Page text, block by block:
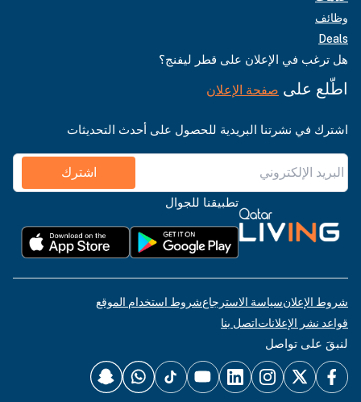
وظائف
Deals
هل ترغب في الإعلان على قطر ليفنج؟
اطّلع على صفحة الإعلان
اشترك في نشرتنا البريدية للحصول على أحدث التحديثات
اشترك
تطبيقنا للجوال
شروط الإعلانسياسة الاسترجاعشروط استخدام الموقع
قواعد نشر الإعلاناتاتصل بنا
لنبقَ على تواصل